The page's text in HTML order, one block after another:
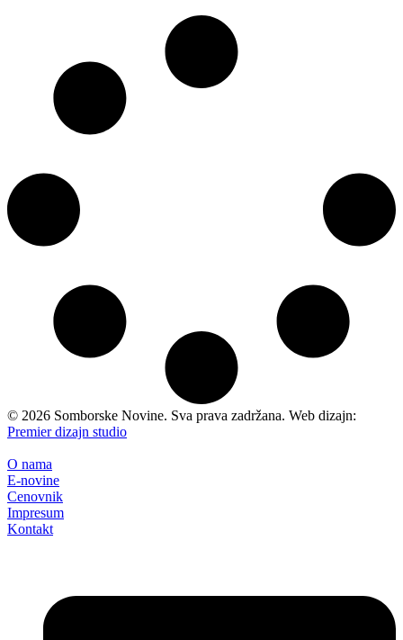
© 2026 Somborske Novine. Sva prava zadržana. Web dizajn:
Premier dizajn studio
O nama
E-novine
Cenovnik
Impresum
Kontakt